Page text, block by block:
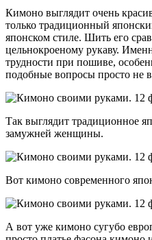
Кимоно выглядит очень
только традиционный
японском стиле. Шить его
цельнокроеному рукаву.
трудности при пошиве,
подобные вопросы просто не
Так выглядит традиционное
замужней женщины.
Вот кимоно современного
А вот уже кимоно сугубо